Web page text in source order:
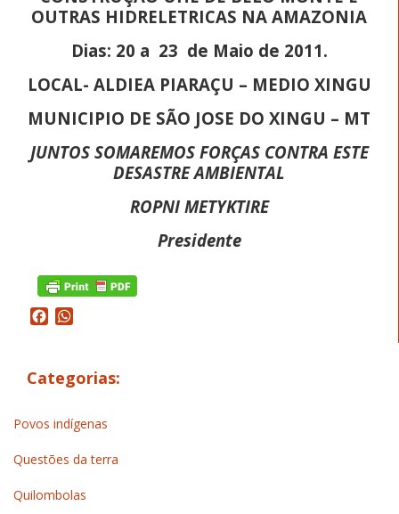
OUTRAS HIDRELETRICAS NA AMAZONIA
Dias: 20 a 23 de Maio de 2011.
LOCAL- ALDIEA PIARAÇU – MEDIO XINGU
MUNICIPIO DE SÃO JOSE DO XINGU – MT
JUNTOS SOMAREMOS FORÇAS CONTRA ESTE
DESASTRE AMBIENTAL
ROPNI METYKTIRE
Presidente
Facebook
Categorias:
Povos indígenas
Questões da terra
Quilombolas